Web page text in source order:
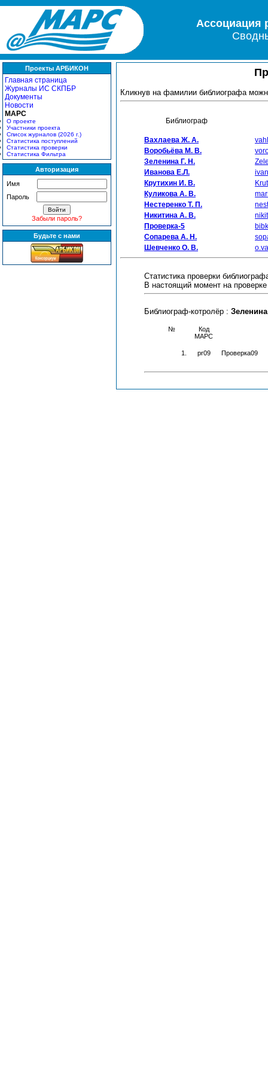
Ассоциация
Проекты АРБИКОН
Главная страница
Журналы ИС СКПБР
Документы
Новости
МАРС
О проекте
Участники проекта
Список журналов (2026 г.)
Статистика поступлений
Статистика проверки
Статистика Фильтра
Авторизация
Имя
Пароль
Забыли пароль?
Будьте с нами
Кликнув на фамилии библиографа
Библиограф
Вахлаева Ж. А.
Воробьёва М. В.
Зеленина Г. Н.
Иванова Е.Л.
Крутихин И. В.
Куликова А. В.
Нестеренко Т. П.
Никитина А. В.
Проверка-5
Сопарева А. Н.
Шевченко О. В.
Статистика проверки
В настоящий момент на
Библиограф-котролёр :
№
Код
МАРС
1. pr09 Проверка09